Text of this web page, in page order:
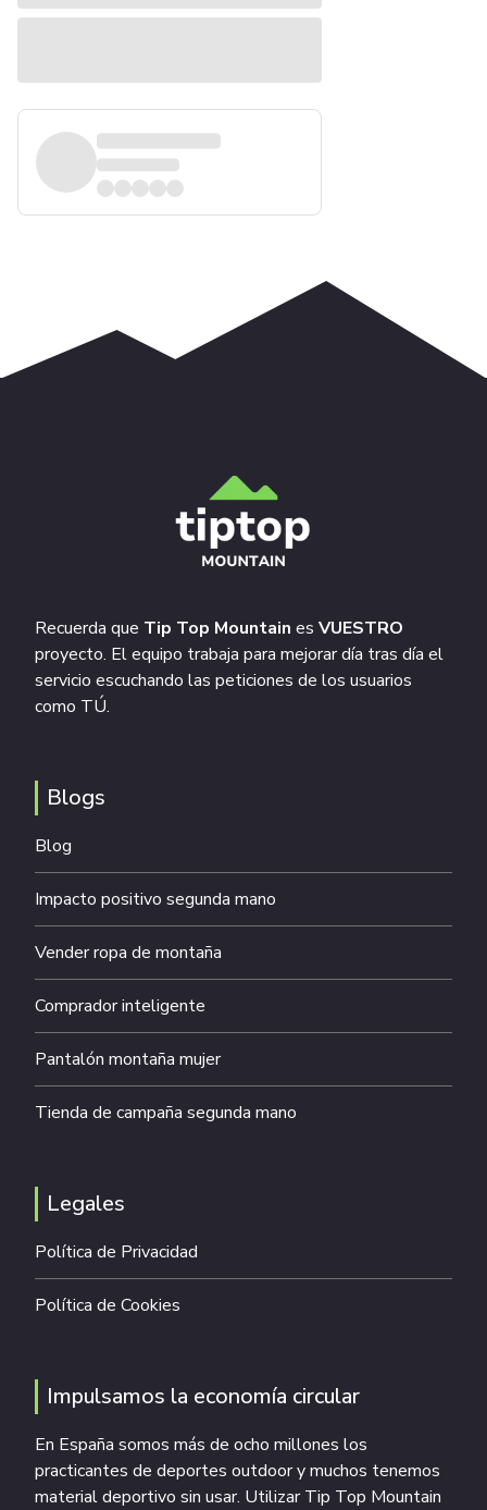
Recuerda que Tip Top Mountain es VUESTRO
proyecto. El equipo trabaja para mejorar día tras día el
servicio escuchando las peticiones de los usuarios
como TÚ.
Blogs
Blog
Impacto positivo segunda mano
Vender ropa de montaña
Comprador inteligente
Pantalón montaña mujer
Tienda de campaña segunda mano
Legales
Política de Privacidad
Política de Cookies
Impulsamos la economía circular
En España somos más de ocho millones los
practicantes de deportes outdoor y muchos tenemos
material deportivo sin usar. Utilizar Tip Top Mountain